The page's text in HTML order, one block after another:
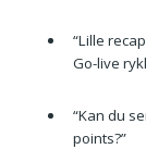
“Lille
Go-live
“Kan du
points?”